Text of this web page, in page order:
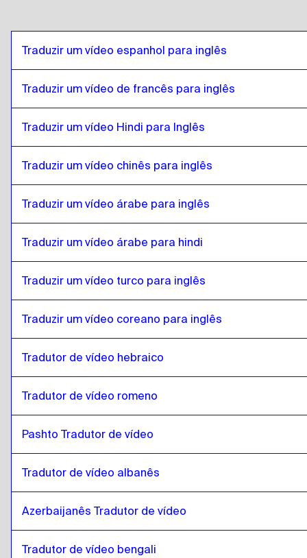
Traduzir um vídeo espanhol para inglês
Traduzir um vídeo de francês para inglês
Traduzir um vídeo Hindi para Inglês
Traduzir um vídeo chinês para inglês
Traduzir um vídeo árabe para inglês
Traduzir um vídeo árabe para hindi
Traduzir um vídeo turco para inglês
Traduzir um vídeo coreano para inglês
Tradutor de vídeo hebraico
Tradutor de vídeo romeno
Pashto Tradutor de vídeo
Tradutor de vídeo albanês
Azerbaijanês Tradutor de vídeo
Tradutor de vídeo bengali